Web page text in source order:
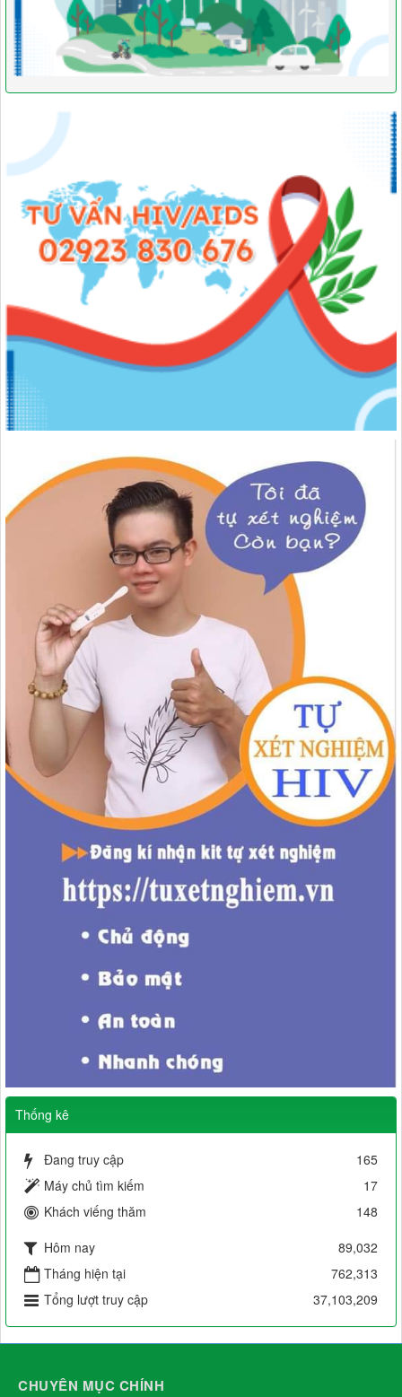
Thống kê
Đang truy cập
165
Máy chủ tìm kiếm
17
Khách viếng thăm
148
Hôm nay
89,032
Tháng hiện tại
762,313
Tổng lượt truy cập
37,103,209
CHUYÊN MỤC CHÍNH